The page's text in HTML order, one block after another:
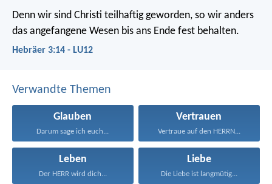
Denn wir sind Christi teilhaftig geworden, so wir anders
das angefangene Wesen bis ans Ende fest behalten.
Hebräer 3:14 - LU12
Verwandte Themen
Glauben
Darum sage ich euch...
Vertrauen
Vertraue auf den HERRN...
Leben
Der HERR wird dich...
Liebe
Die Liebe ist langmütig...